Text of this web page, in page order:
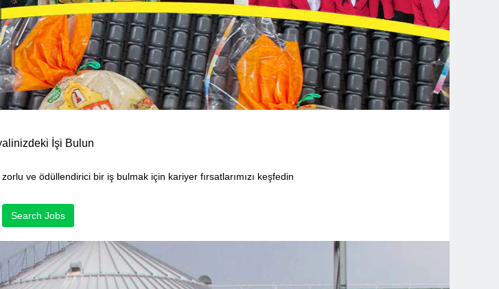
İşi Bulun
ve ödüllendirici bir iş bulmak için kariyer fırsatlarımızı keşfedin
Search Jobs